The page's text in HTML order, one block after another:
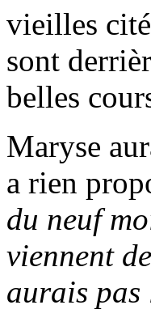
vieilles
sont
belles
Maryse
a rien
du neuf
viennent
aurais